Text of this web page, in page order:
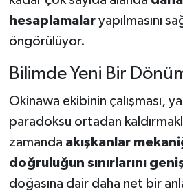
hesaplamalaryapılmasını
öngörülüyor.
Bilimde Yeni Bir
Okinawa ekibinin çalışması,
paradoksu ortadan
zamanda akışkanlar
doğruluğun sınırlarını
doğasına dair daha net bir